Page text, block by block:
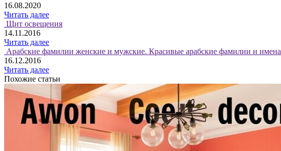
16.08.2020
Читать далее
Щит освещения
14.11.2016
Читать далее
Арабские фамилии женские и мужские. Красивые арабские фамилии и имена
16.12.2016
Читать далее
Похожие статьи